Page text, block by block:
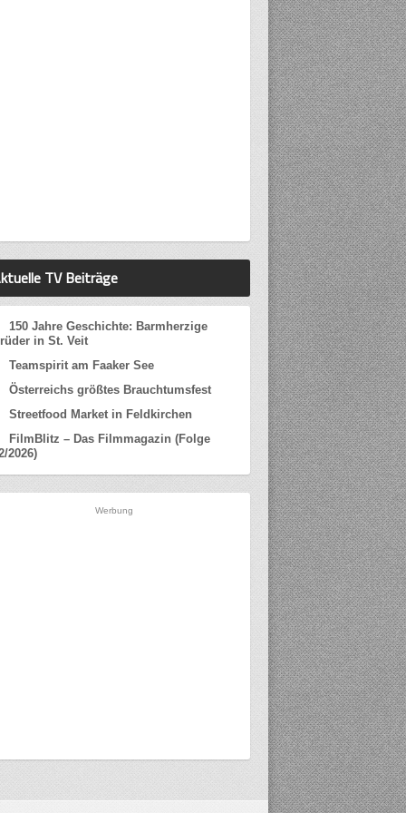
TV Beiträge
150 Jahre Geschichte: Barmherzige
in St. Veit
Teamspirit am Faaker See
Österreichs größtes Brauchtumsfest
Streetfood Market in Feldkirchen
FilmBlitz – Das Filmmagazin (Folge
2026)
Werbung